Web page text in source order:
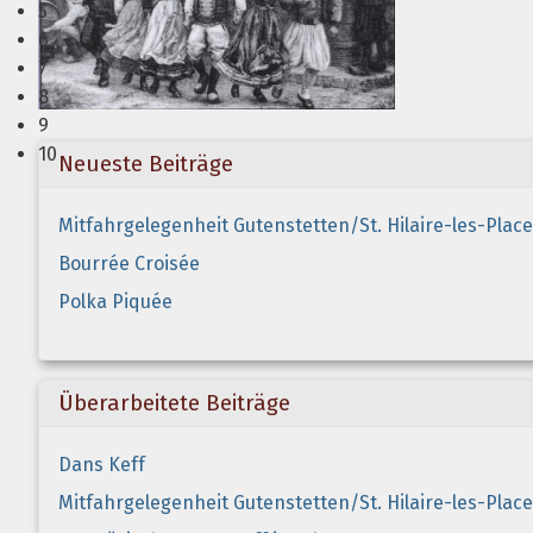
5
6
7
8
9
10 Neueste Beiträge
Mitfahrgelegenheit Gutenstetten/St. Hilaire-les-
Bourrée Croisée
Polka Piquée
Überarbeitete Beiträge
Dans Keff
Mitfahrgelegenheit Gutenstetten/St. Hilaire-les-